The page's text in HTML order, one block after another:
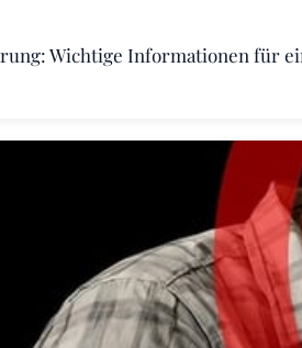
Wichtige Informationen für